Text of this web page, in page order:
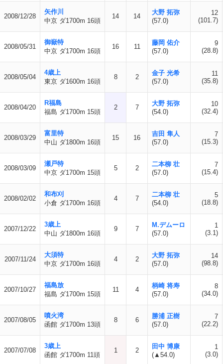
2008/12/28
矢作川
中京 ダ1700m 16頭
14 14
大野 拓弥
(57.0)
12
(101.7)
2008/05/31
御嶽特
中京 ダ1700m 16頭
16 11
藤岡 佑介
(57.0)
9
(28.8)
2008/05/04
4歳上
東京 ダ1600m 16頭
8 2
金子 光希
(57.0)
11
(35.8)
2008/04/20
R福島
福島 ダ1700m 15頭
2 7
大野 拓弥
(54.0)
10
(32.4)
2008/03/29
富里特
中山 ダ1800m 16頭
15 16
吉田 隼人
(57.0)
7
(15.3)
2008/03/09
瀬戸特
中京 ダ1700m 15頭
5 2
二本柳 壮
(57.0)
7
(15.4)
2008/02/02
和布刈
小倉 ダ1700m 16頭
4 7
二本柳 壮
(54.0)
5
(18.8)
2007/12/22
3歳上
中山 ダ1800m 16頭
9 7
M.デムーロ
(57.0)
1
(3.1)
2007/11/24
大須特
中京 ダ1700m 16頭
4 2
大野 拓弥
(57.0)
14
(98.8)
2007/10/27
福島放
福島 ダ1700m 15頭
11 4
柄崎 将寿
(57.0)
8
(34.0)
2007/08/05
噴火湾
函館 ダ1700m 13頭
8 6
勝浦 正樹
(57.0)
7
(22.2)
2007/07/08
3歳上
函館 ダ1700m 11頭
1 2
田中 博康
(▲54.0)
1
(3.0)